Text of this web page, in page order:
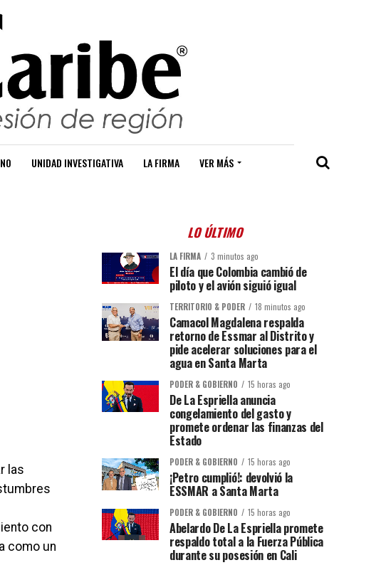
UNIDAD INVESTIGATIVA LA FIRMA VER MÁS
las
con
como un
LO ÚLTIMO
LA FIRMA 3 minutos ago
El día que Colombia cambió de
piloto y el avión siguió igual
TERRITORIO & PODER 18 minutos ago
Camacol Magdalena respalda
retorno de Essmar al Distrito y
pide acelerar soluciones para el
agua en Santa Marta
PODER & GOBIERNO 15 horas ago
De La Espriella anuncia
congelamiento del gasto y
promete ordenar las finanzas del
Estado
PODER & GOBIERNO 15 horas ago
¡Petro cumplió!: devolvió la
ESSMAR a Santa Marta
PODER & GOBIERNO 15 horas ago
Abelardo De La Espriella promete
respaldo total a la Fuerza Pública
durante su posesión en Cali